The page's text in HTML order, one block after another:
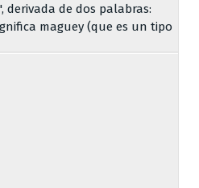
derivada de dos palabras:
maguey (que es un tipo